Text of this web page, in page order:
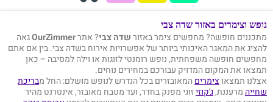
נופש וצימרים באזור שדה צבי
מתכננים חופשה? מחפשים צימר באזורשדה צבי? אתרOurZimmerגאה
להציג את המאגר האיכותי ביותר של אפשרויות אירוח בשדה צבי. בין אם אתם
מחפשים חופשה משפחתית, נופש רומנטי לזוגות או וילה למסיבה – כאן
תמצאו את המקום המדויק עבורכם במחירים נוחים.
אצלנו תמצאוצימריםהמאובזרים בכל הנדרש לנופש מושלם: החל מבריכת
שחייה מרעננת,ג'קוזיזוגי מפנק בחדר, ועד מטבח מאובזר, אינטרנט מהיר